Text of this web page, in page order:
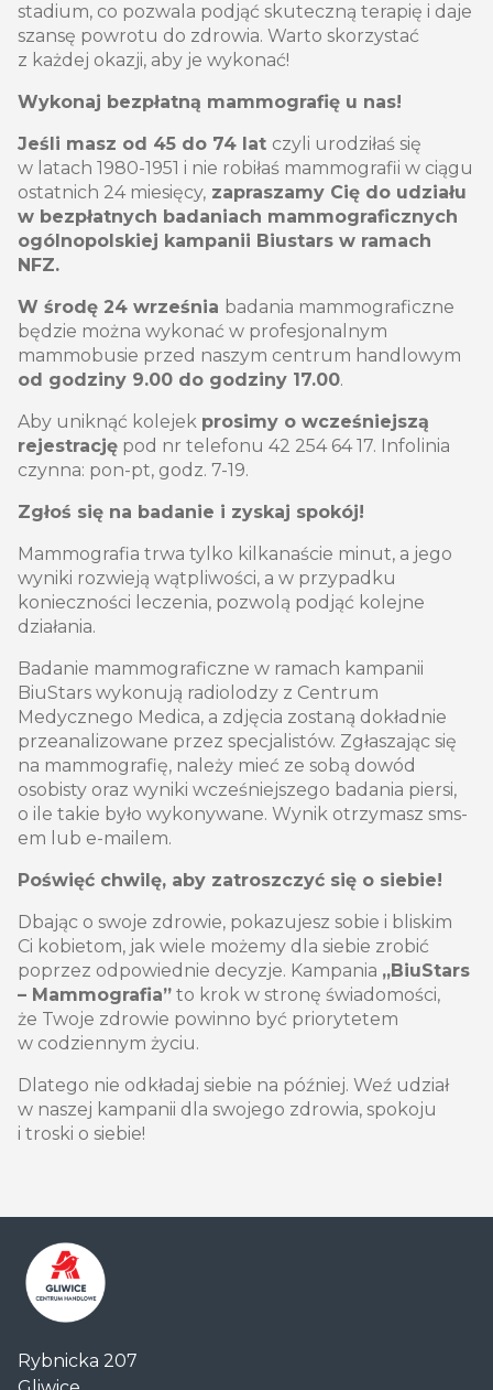
stadium, co pozwala podjąć skuteczną terapię i daje
szansę powrotu do zdrowia. Warto skorzystać
z każdej okazji, aby je wykonać!
Wykonaj bezpłatną mammografię u nas!
Jeśli masz od 45 do 74 lat czyli urodziłaś się
w latach 1980-1951 i nie robiłaś mammografii w ciągu
ostatnich 24 miesięcy, zapraszamy Cię do udziału
w bezpłatnych badaniach mammograficznych
ogólnopolskiej kampanii Biustars w ramach
NFZ.
W środę 24 września badania mammograficzne
będzie można wykonać w profesjonalnym
mammobusie przed naszym centrum handlowym
od godziny 9.00 do godziny 17.00.
Aby uniknąć kolejek prosimy o wcześniejszą
rejestrację pod nr telefonu 42 254 64 17. Infolinia
czynna: pon-pt, godz. 7-19.
Zgłoś się na badanie i zyskaj spokój!
Mammografia trwa tylko kilkanaście minut, a jego
wyniki rozwieją wątpliwości, a w przypadku
konieczności leczenia, pozwolą podjąć kolejne
działania.
Badanie mammograficzne w ramach kampanii
BiuStars wykonują radiolodzy z Centrum
Medycznego Medica, a zdjęcia zostaną dokładnie
przeanalizowane przez specjalistów. Zgłaszając się
na mammografię, należy mieć ze sobą dowód
osobisty oraz wyniki wcześniejszego badania piersi,
o ile takie było wykonywane. Wynik otrzymasz sms-
em lub e-mailem.
Poświęć chwilę, aby zatroszczyć się o siebie!
Dbając o swoje zdrowie, pokazujesz sobie i bliskim
Ci kobietom, jak wiele możemy dla siebie zrobić
poprzez odpowiednie decyzje. Kampania „BiuStars
– Mammografia” to krok w stronę świadomości,
że Twoje zdrowie powinno być priorytetem
w codziennym życiu.
Dlatego nie odkładaj siebie na później. Weź udział
w naszej kampanii dla swojego zdrowia, spokoju
i troski o siebie!
Handlowe
Rybnicka 207